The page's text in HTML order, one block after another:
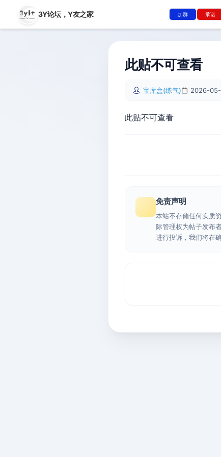
3Y论坛，Y友之家 加群 承诺
此贴不可查看
宝库盒(练气) 2026-
此贴不可查看
免责声明
本站不存储任何实质
际管理权为帖子发布
进行投诉，我们将在